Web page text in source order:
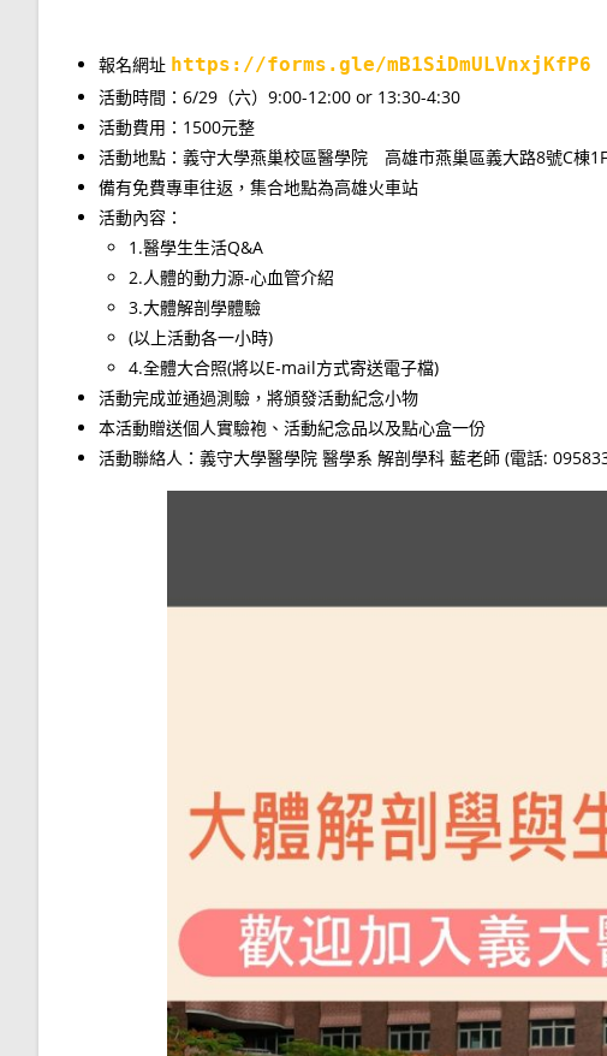
報名網址 https://forms.gle/mB1SiDmULVnxjKfP6
活動時間：6/29（六）9:00-12:00 or 13:30-4:30
活動費用：1500元整
活動地點：義守大學燕巢校區醫學院 高雄市燕巢區義大路8號C棟1F
備有免費專車往返，集合地點為高雄火車站
活動內容：
1.醫學生生活Q&A
2.人體的動力源-心血管介紹
3.大體解剖學體驗
(以上活動各一小時)
4.全體大合照(將以E-mail方式寄送電子檔)
活動完成並通過測驗，將頒發活動紀念小物
本活動贈送個人實驗袍、活動紀念品以及點心盒一份
活動聯絡人：義守大學醫學院 醫學系 解剖學科 藍老師 (電話: